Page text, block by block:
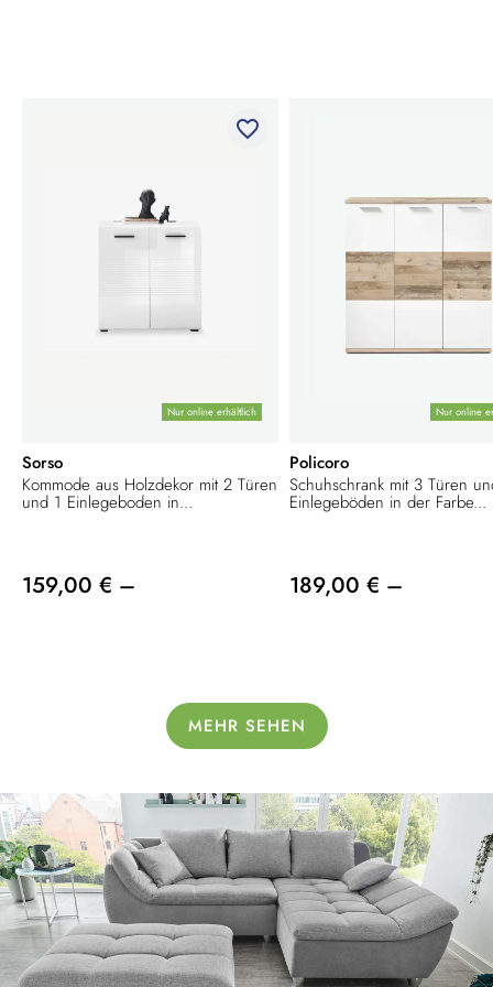
Nur online erhältlich
favorite_border
Sorso
Kommode aus Holzdekor mit 2 Türen
und 1 Einlegeboden in...
159,00 € –
Nur online
Policoro
Schuhschrank mit 3 Türen
Einlegeböden in der Farbe...
189,00 € –
MEHR SEHEN